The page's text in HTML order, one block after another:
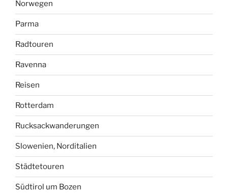
Norwegen
Parma
Radtouren
Ravenna
Reisen
Rotterdam
Rucksackwanderungen
Slowenien, Norditalien
Städtetouren
Südtirol um Bozen